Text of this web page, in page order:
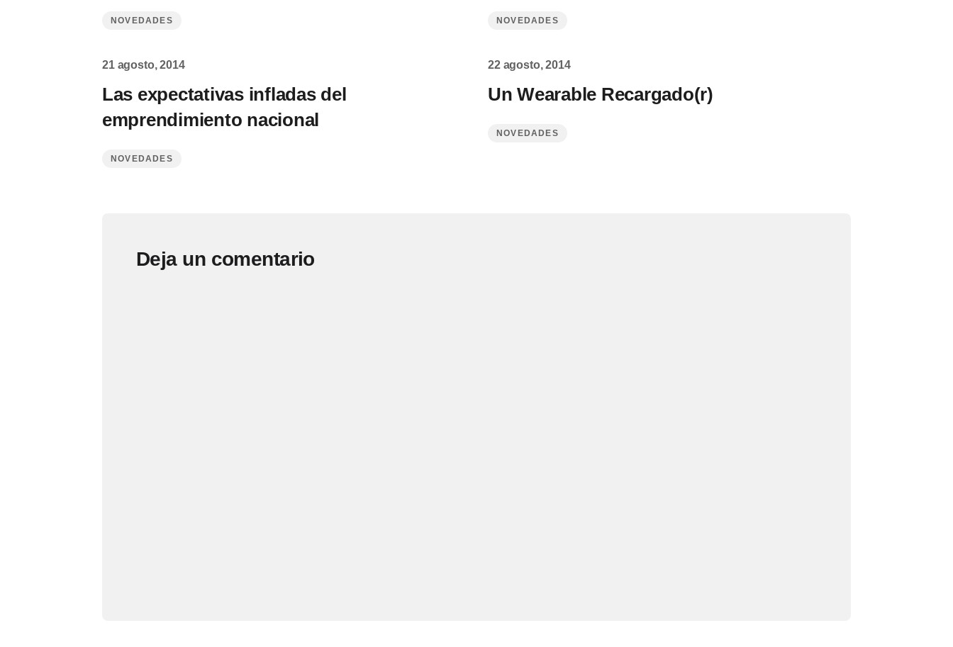
NOVEDADES NOVEDADES
21 agosto, 2014
Las expectativas infladas del
emprendimiento nacional
NOVEDADES
22 agosto, 2014
Un Wearable Recargado(r)
NOVEDADES
Deja un comentario